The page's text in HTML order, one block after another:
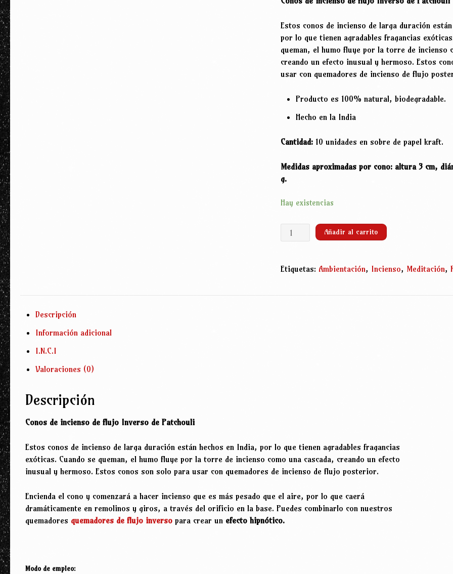
1,25€.0,70€.
Estos conos de incienso de larga duración
por lo que tienen agradables fragancias
queman, el humo fluye por la torre de incienso
creando un efecto inusual y hermoso. Estos
usar con quemadores de incienso de flujo
Producto es 100% natural, biodegradable.
Hecho en la India
Cantidad:10 unidades en sobre de papel kraft.
Medidas aproximadas por cono: altura 3 cm,
g.
Hay existencias
Conos
de
de
Añadir al carrito
Etiquetas: Ambientación, Incienso, Meditación,
Descripción
Información adicional
I.N.C.I
Valoraciones (0)
Descripción
Conos de incienso de flujo Inverso de Patchouli
Estos conos de incienso de larga duración están hechos en India, por lo que tienen agradables fragancias
exóticas. Cuando se queman, el humo fluye por la torre de incienso como una cascada, creando un efecto
inusual y hermoso. Estos conos son solo para usar con quemadores de incienso de flujo posterior.
Encienda el cono y comenzará a hacer incienso que es más pesado que el aire, por lo que caerá
dramáticamente en remolinos y giros, a través del orificio en la base. Puedes combinarlo con nuestros
quemadores quemadores de flujo inverso para crear unefecto hipnótico.
Modo de empleo: